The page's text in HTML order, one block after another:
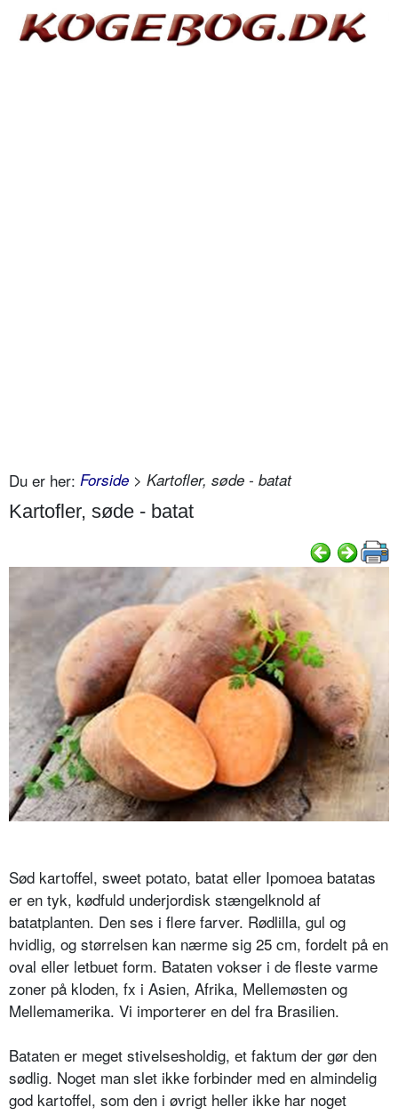
Du er her: Forside > Kartofler, søde - batat
Kartofler, søde - batat
Sød kartoffel, sweet potato, batat eller Ipomoea batatas
er en tyk, kødfuld underjordisk stængelknold af
batatplanten. Den ses i flere farver. Rødlilla, gul og
hvidlig, og størrelsen kan nærme sig 25 cm, fordelt på en
oval eller letbuet form. Bataten vokser i de fleste varme
zoner på kloden, fx i Asien, Afrika, Mellemøsten og
Mellemamerika. Vi importerer en del fra Brasilien.
Bataten er meget stivelsesholdig, et faktum der gør den
sødlig. Noget man slet ikke forbinder med en almindelig
god kartoffel, som den i øvrigt heller ikke har noget